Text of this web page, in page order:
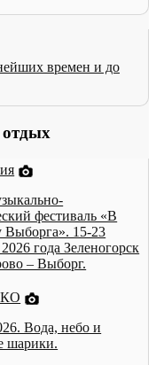
времен и до
отдых
фестиваль «В
Выборга». 15-23
2026 года Зеленогорск
– Выборг.
Вода, небо и
шарики.